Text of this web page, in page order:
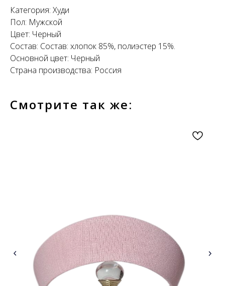
Категория: Худи
Пол: Мужской
Цвет: Черный
Состав: Состав: хлопок 85%, полиэстер 15%.
Основной цвет: Черный
Страна производства: Россия
Смотрите так же: